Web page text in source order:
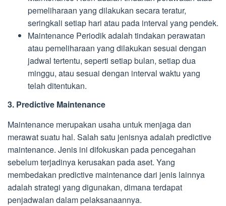
pemeliharaan yang dilakukan secara teratur,
seringkali setiap hari atau pada interval yang pendek.
Maintenance Periodik adalah tindakan perawatan
atau pemeliharaan yang dilakukan sesuai dengan
jadwal tertentu, seperti setiap bulan, setiap dua
minggu, atau sesuai dengan interval waktu yang
telah ditentukan.
3. Predictive Maintenance
Maintenance merupakan usaha untuk menjaga dan
merawat suatu hal. Salah satu jenisnya adalah predictive
maintenance. Jenis ini difokuskan pada pencegahan
sebelum terjadinya kerusakan pada aset. Yang
membedakan predictive maintenance dari jenis lainnya
adalah strategi yang digunakan, dimana terdapat
penjadwalan dalam pelaksanaannya.